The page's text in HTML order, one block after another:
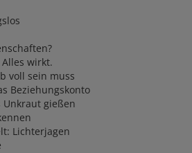
wirkt.
voll sein muss
Beziehungskonto
Unkraut gießen
Lichterjagen